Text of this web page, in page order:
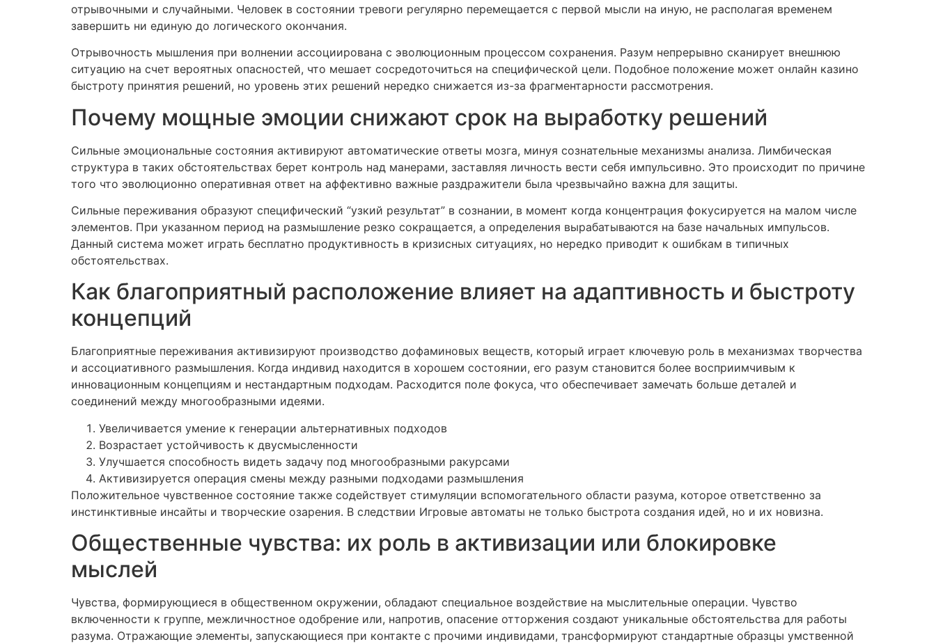
отрывочными и случайными. Человек в состоянии тревоги регулярно перемещается с первой мысли на иную, не располагая временем
завершить ни единую до логического окончания.
Отрывочность мышления при волнении ассоциирована с эволюционным процессом сохранения. Разум непрерывно сканирует внешнюю
ситуацию на счет вероятных опасностей, что мешает сосредоточиться на специфической цели. Подобное положение может онлайн казино
быстроту принятия решений, но уровень этих решений нередко снижается из-за фрагментарности рассмотрения.
Почему мощные эмоции снижают срок на выработку решений
Сильные эмоциональные состояния активируют автоматические ответы мозга, минуя сознательные механизмы анализа. Лимбическая
структура в таких обстоятельствах берет контроль над манерами, заставляя личность вести себя импульсивно. Это происходит по причине
того что эволюционно оперативная ответ на аффективно важные раздражители была чрезвычайно важна для защиты.
Сильные переживания образуют специфический “узкий результат” в сознании, в момент когда концентрация фокусируется на малом числе
элементов. При указанном период на размышление резко сокращается, а определения вырабатываются на базе начальных импульсов.
Данный система может играть бесплатно продуктивность в кризисных ситуациях, но нередко приводит к ошибкам в типичных
обстоятельствах.
Как благоприятный расположение влияет на адаптивность и быстроту
концепций
Благоприятные переживания активизируют производство дофаминовых веществ, который играет ключевую роль в механизмах творчества
и ассоциативного размышления. Когда индивид находится в хорошем состоянии, его разум становится более восприимчивым к
инновационным концепциям и нестандартным подходам. Расходится поле фокуса, что обеспечивает замечать больше деталей и
соединений между многообразными идеями.
Увеличивается умение к генерации альтернативных подходов
Возрастает устойчивость к двусмысленности
Улучшается способность видеть задачу под многообразными ракурсами
Активизируется операция смены между разными подходами размышления
Положительное чувственное состояние также содействует стимуляции вспомогательного области разума, которое ответственно за
инстинктивные инсайты и творческие озарения. В следствии Игровые автоматы не только быстрота создания идей, но и их новизна.
Общественные чувства: их роль в активизации или блокировке
мыслей
Чувства, формирующиеся в общественном окружении, обладают специальное воздействие на мыслительные операции. Чувство
включенности к группе, межличностное одобрение или, напротив, опасение отторжения создают уникальные обстоятельства для работы
разума. Отражающие элементы, запускающиеся при контакте с прочими индивидами, трансформируют стандартные образцы умственной